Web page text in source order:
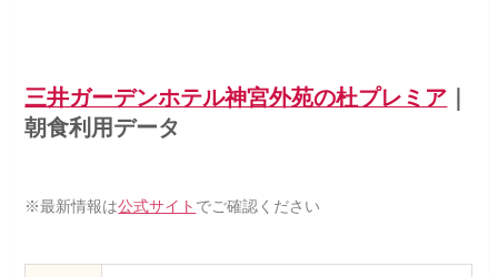
三井ガーデンホテル神宮外苑の杜プレミア
朝食利用データ
※最新情報は公式サイト でご確認ください